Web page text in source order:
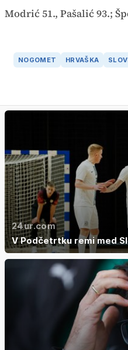
Modrić 51., Pašalić 93.;
NOGOMET HRVAŠKA
24ur.com
V Podčetrtku remi med